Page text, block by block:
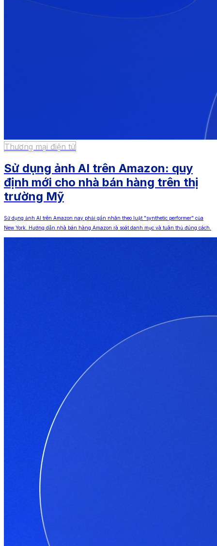
Thương mại điện tử
Sử dụng ảnh AI trên Amazon: quy
định mới cho nhà bán hàng trên thị
trường Mỹ
Sử dụng ảnh AI trên Amazon nay phải gắn nhãn theo luật "synthetic performer" của
New York. Hướng dẫn nhà bán hàng Amazon rà soát danh mục và tuân thủ đúng cách.